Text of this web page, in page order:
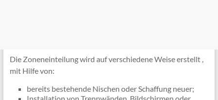
Die Zoneneinteilung wird auf verschiedene Weise erstellt ,
mit Hilfe von:
bereits bestehende Nischen oder Schaffung neuer;